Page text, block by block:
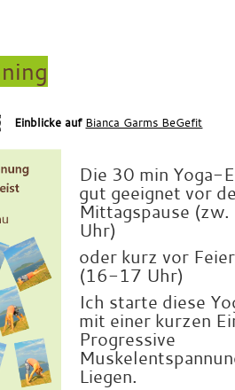
Einblicke auf Bianca Garms BeGefit
Die 30 min Yoga-
gut geeignet vor
Mittagspause
Uhr)
oder kurz vor
(16-17 Uhr)
Ich starte diese
mit einer kurzen
Progressive
Liegen.